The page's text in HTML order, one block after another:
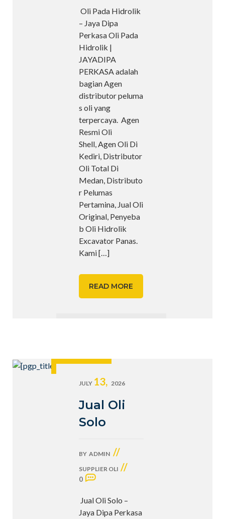
Oli Pada Hidrolik
– Jaya Dipa
Perkasa Oli Pada
Hidrolik |
JAYADIPA
PERKASA adalah
bagian Agen
distributor peluma
s oli yang
terpercaya. Agen
Resmi Oli
Shell, Agen Oli Di
Kediri, Distributor
Oli Total Di
Medan, Distributo
r Pelumas
Pertamina, Jual Oli
Original, Penyeba
b Oli Hidrolik
Excavator Panas.
Kami[…]
READ MORE
JULY 13, 2026
Jual Oli
Solo
BY ADMIN //
SUPPLIER OLI //
0
Jual Oli Solo –
Jaya Dipa Perkasa